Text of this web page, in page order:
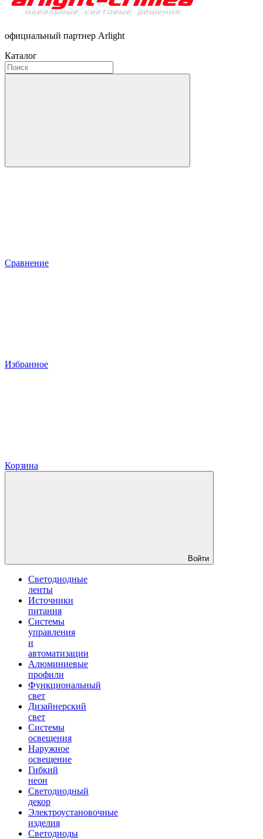
официальный партнер Arlight
Каталог
Сравнение
Избранное
Корзина
Войти
Светодиодные
ленты
Источники
питания
Системы
управления
и
автоматизации
Алюминиевые
профили
Функциональный
свет
Дизайнерский
свет
Системы
освещения
Наружное
освещение
Гибкий
неон
Светодиодный
декор
Электроустановочные
изделия
Светодиоды